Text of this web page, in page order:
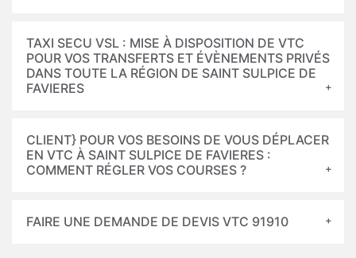
TAXI SECU VSL : MISE À DISPOSITION DE VTC
POUR VOS TRANSFERTS ET ÉVÈNEMENTS PRIVÉS
DANS TOUTE LA RÉGION DE SAINT SULPICE DE
FAVIERES
CLIENT} POUR VOS BESOINS DE VOUS DÉPLACER
EN VTC À SAINT SULPICE DE FAVIERES :
COMMENT RÉGLER VOS COURSES ?
FAIRE UNE DEMANDE DE DEVIS VTC 91910